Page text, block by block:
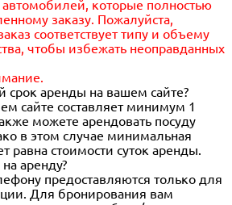
автомобилей, которые полностью
заказу. Пожалуйста,
соответствует типу и объему
чтобы избежать неоправданных
аренды на вашем сайте?
сайте составляет минимум 1
можете арендовать посуду
в этом случае минимальная
равна стоимости суток аренды.
аренду?
предоставляются только для
Для бронирования вам